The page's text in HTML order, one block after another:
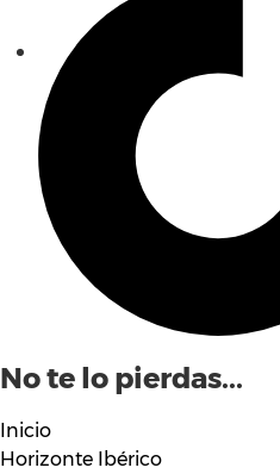
No te lo pierdas...
Inicio
Horizonte Ibérico